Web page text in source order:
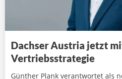
Dachser Austria jetzt
Vertriebsstrategie
Günther Plank verantwortet als